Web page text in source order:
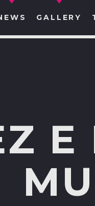
GALLERY
E